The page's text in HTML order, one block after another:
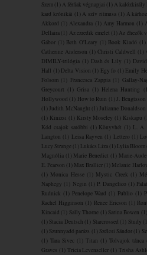
Szem (1) A férfiak végnapjai (1) A kalózkirály
kard krónikái
(1) A szív ritmusa (1) A
Akkord
(1) Alexandra (1) Amy Harmon (1)
Dellaira (1) Az ezredik emelet (1) Az éhezők
Gábor
(1) Beth O'Leary (1) Book Kiadó (1)
Catherine Anderson
(1) Christi Caldwell (1)
DIMILY-trilógia
(1) Dash és Lily (1)
Hall
(1) Delta Vision (1) Egy fo (1) Emily
Folsom
(1) Francesca Zappia (1) Gallay-
Greycourt
(1) Grisa (1) Helena Hunting
Hollywood
(1) How to Ruin (1)J. Bengtsson
(1)Judith McNaught (1)Julianne Donaldson
(1) Kinizsi (1) Kirsty Moseley (1) Kiskapu
Kód csajok satöbbi
(1) Könyvhét (1) L. A.
Langton
(1) Leisa Rayven (1) Lettero (1)
Lucy Strange (1) Lukács Liza (1) Lylia Bloom
Magnólia
(1) Marie Benedict (1) Marie-
E. Pearson
(1) Max Brallier (1) Melanie
(1) Monica Hesse (1) Mystic Creek (1)
Naphegy
(1) Negin (1) P. Dangelico (1)
Rudnick
(1) Penelope Ward (1) Publio (1)
Rachel Higginson
(1) Renee Ericson (1)
Kincaid
(1) Sally Thorne (1) Sarina Bowen (1)
(1) Stacia Deutsch (1) Starcrossed (1) Study
(1) Szunnyadó parázs (1) Szélesi Sándor (1)
(1) Tara Sivec (1) Titan (1) Tolvajok ​tánca
Graves
(1) Tricia Levenseller (1) Trisha